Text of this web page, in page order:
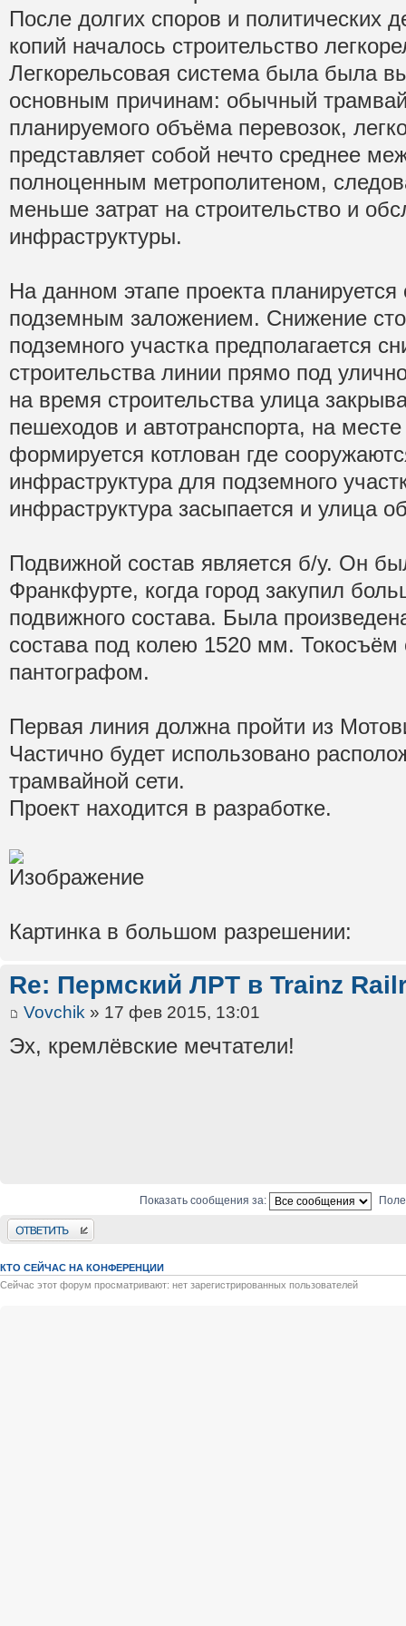
После долгих споров и политических
копий началось строительство
Легкорельсовая система была была
основным причинам: обычный
планируемого объёма перевозок,
представляет собой нечто среднее
полноценным метрополитеном,
меньше затрат на строительство и
инфраструктуры.
На данном этапе проекта
подземным заложением. Снижение
подземного участка предполагается
строительства линии прямо под
на время строительства улица
пешеходов и автотранспорта, на
формируется котлован где
инфраструктура для подземного
инфраструктура засыпается и улица
Подвижной состав является б/у. Он
Франкфурте, когда город закупил
подвижного состава. Была
состава под колею 1520 мм. Токосъём
пантографом.
Первая линия должна пройти из
Частично будет использовано
трамвайной сети.
Проект находится в разработке.
Картинка в большом разрешении:
Re: Пермский ЛРТ в Trainz
Vovchik » 17 фев 2015, 13:01
Эх, кремлёвские мечтатели!
Показать сообщения за:
Ответить
КТО СЕЙЧАС НА КОНФЕРЕНЦИИ
Сейчас этот форум просматривают: нет зарегистрированных пользователей